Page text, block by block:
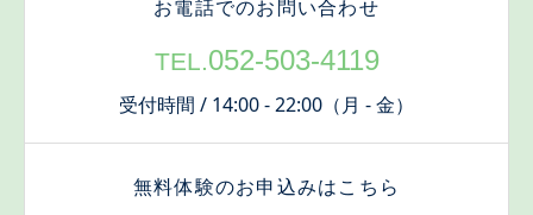
お電話でのお問い合わせ
TEL.052-503-4119
受付時間 / 14:00 - 22:00（月 - 金）
無料体験のお申込みはこちら